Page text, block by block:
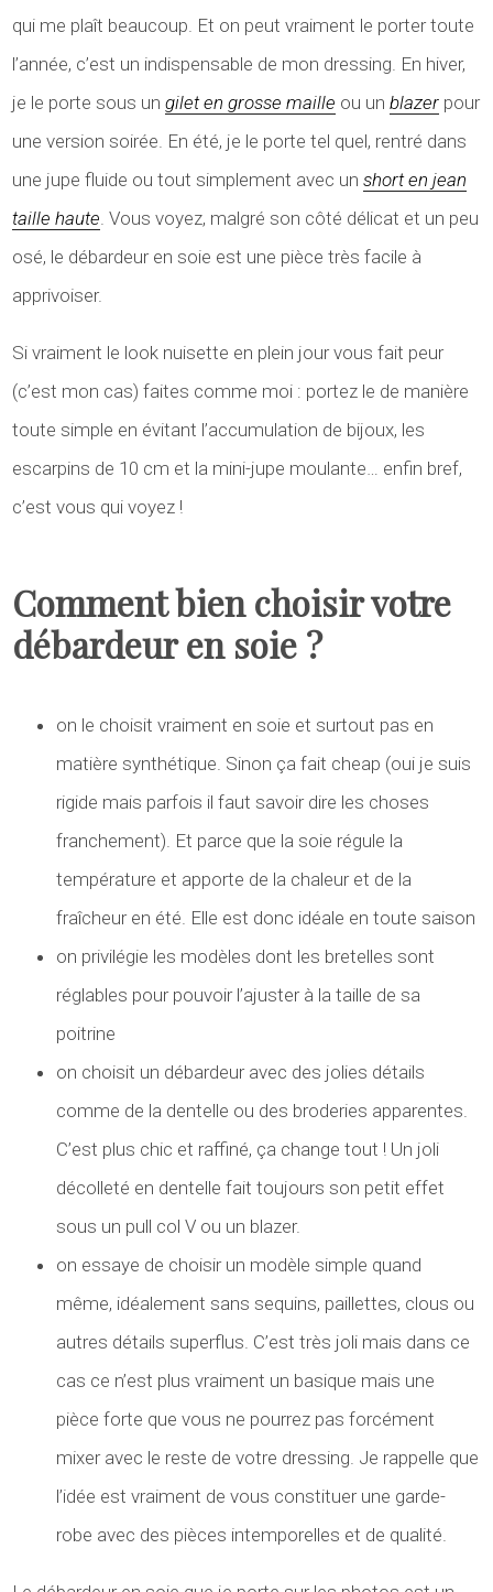
qui me plaît beaucoup. Et on peut vraiment le porter toute
l’année, c’est un indispensable de mon dressing. En hiver,
je le porte sous ungilet en grosse maille ou unblazer pour
une version soirée. En été, je le porte tel quel, rentré dans
une jupe fluide ou tout simplement avec unshort en jean
taille haute. Vous voyez, malgré son côté délicat et un peu
osé, le débardeur en soie est une pièce très facile à
apprivoiser.
Si vraiment le look nuisette en plein jour vous fait peur
(c’est mon cas) faites comme moi : portez le de manière
toute simple en évitant l’accumulation de bijoux, les
escarpins de 10 cm et la mini-jupe moulante… enfin bref,
c’est vous qui voyez !
Comment bien choisir votre
débardeur en soie ?
on le choisit vraiment en soie et surtout pas en
matière synthétique. Sinon ça fait cheap (oui je suis
rigide mais parfois il faut savoir dire les choses
franchement). Et parce que la soie régule la
température et apporte de la chaleur et de la
fraîcheur en été. Elle est donc idéale en toute saison
on privilégie les modèles dont les bretelles sont
réglables pour pouvoir l’ajuster à la taille de sa
poitrine
on choisit un débardeur avec des jolies détails
comme de la dentelle ou des broderies apparentes.
C’est plus chic et raffiné, ça change tout ! Un joli
décolleté en dentelle fait toujours son petit effet
sous un pull col V ou un blazer.
on essaye de choisir un modèle simple quand
même, idéalement sans sequins, paillettes, clous ou
autres détails superflus. C’est très joli mais dans ce
cas ce n’est plus vraiment un basique mais une
pièce forte que vous ne pourrez pas forcément
mixer avec le reste de votre dressing. Je rappelle que
l’idée est vraiment de vous constituer une garde-
robe avec des pièces intemporelles et de qualité.